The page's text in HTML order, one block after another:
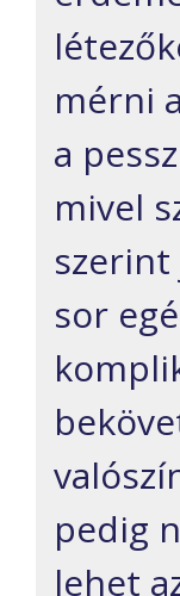
mérni
a
mivel
szerint
sor
pedig
lehet